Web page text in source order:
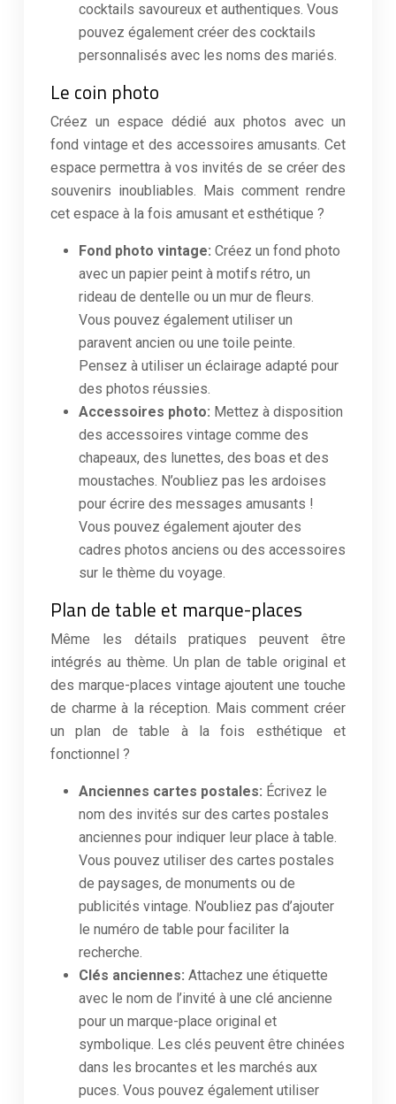
cocktails savoureux et authentiques. Vous
pouvez également créer des cocktails
personnalisés avec les noms des mariés.
Le coin photo
Créez un espace dédié aux photos avec un
fond vintage et des accessoires amusants. Cet
espace permettra à vos invités de se créer des
souvenirs inoubliables. Mais comment rendre
cet espace à la fois amusant et esthétique ?
Fond photo vintage: Créez un fond photo
avec un papier peint à motifs rétro, un
rideau de dentelle ou un mur de fleurs.
Vous pouvez également utiliser un
paravent ancien ou une toile peinte.
Pensez à utiliser un éclairage adapté pour
des photos réussies.
Accessoires photo: Mettez à disposition
des accessoires vintage comme des
chapeaux, des lunettes, des boas et des
moustaches. N’oubliez pas les ardoises
pour écrire des messages amusants !
Vous pouvez également ajouter des
cadres photos anciens ou des accessoires
sur le thème du voyage.
Plan de table et marque-places
Même les détails pratiques peuvent être
intégrés au thème. Un plan de table original et
des marque-places vintage ajoutent une touche
de charme à la réception. Mais comment créer
un plan de table à la fois esthétique et
fonctionnel ?
Anciennes cartes postales: Écrivez le
nom des invités sur des cartes postales
anciennes pour indiquer leur place à table.
Vous pouvez utiliser des cartes postales
de paysages, de monuments ou de
publicités vintage. N’oubliez pas d’ajouter
le numéro de table pour faciliter la
recherche.
Clés anciennes: Attachez une étiquette
avec le nom de l’invité à une clé ancienne
pour un marque-place original et
symbolique. Les clés peuvent être chinées
dans les brocantes et les marchés aux
puces. Vous pouvez également utiliser